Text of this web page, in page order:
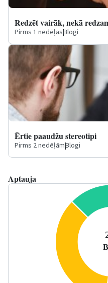
Redzēt vairāk, nekā
Pirms 1 nedēļas|Blogi
Ērtie paaudžu stereotipi
Pirms 2 nedēļām|Blogi
Aptauja